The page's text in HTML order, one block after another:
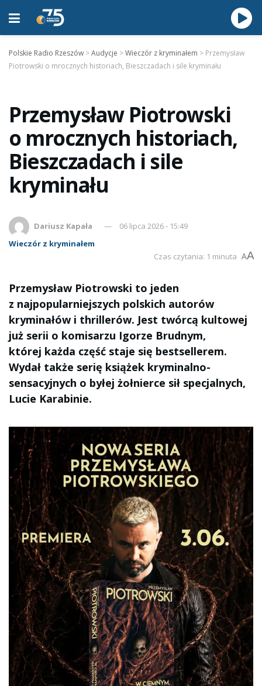
Polskie Radio Rzeszów >Audycje >Wieczór z kryminałem > Przemysław
Piotrowski o mrocznych historiach, Bieszczadach i sile kryminału
Przemysław Piotrowski
o mrocznych historiach,
Bieszczadach i sile
kryminału
Dariusz Kapała
06 lipca 2026 - 15:49
Wieczór z kryminałem
Czas czytania: 1 minuta AA
Przemysław Piotrowski to jeden
z najpopularniejszych polskich autorów
kryminałów i thrillerów. Jest twórcą kultowej
już serii o komisarzu Igorze Brudnym,
której każda część staje się bestsellerem.
Wydał także serię książek kryminalno-
sensacyjnych o byłej żołnierce sił specjalnych,
Lucie Karabinie.